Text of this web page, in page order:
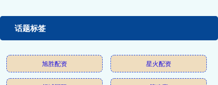
话题标签
旭胜配资 星火配资